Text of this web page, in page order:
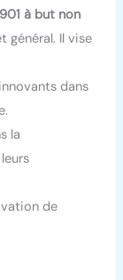
à but non
général. Il vise
dans
la
de